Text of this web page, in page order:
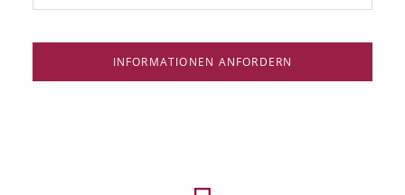
INFORMATIONEN ANFORDERN